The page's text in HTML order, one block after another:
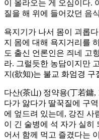
이 올라오는 게 오심이다.
질을 해 위에 들어갔던 음
욕지기가 나서 몸이 괴롭
지 몸에 대해 욕지거리를
도 출신 언론인은 즤네 고
라. 그럴듯한 농담이지만
지(欲知)는 불교 화엄경 구
다산(茶山) 정약용(丁若鏞,
다가 앓다가 딸꾹질에 구
에 엎드려 있는데, 강진 사
이 긴 술병에 석 자가 실히
어서 함께 먹고 즐겼다는